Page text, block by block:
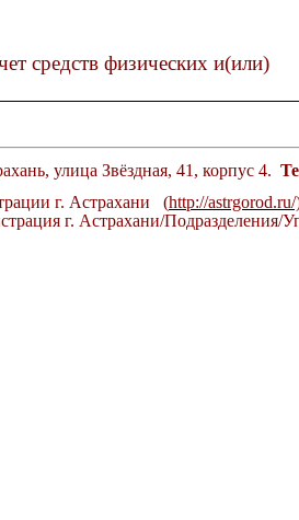
средств физических и(или)
улица Звёздная, 41, корпус 4.
г. Астрахани (http://astrgorod.ru/
г. Астрахани/Подразделения/